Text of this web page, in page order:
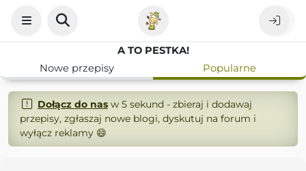
A TO PESTKA!
Nowe przepisy
Popularne
Dołącz do nasw 5 sekund - zbieraj i dodawaj
przepisy, zgłaszaj nowe blogi, dyskutuj na forum i
wyłącz reklamy 😄